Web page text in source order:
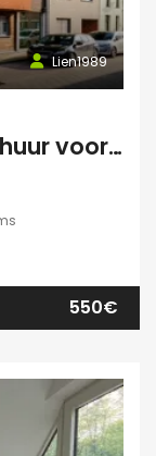
Lien1989
Appartement HEUSDEN te huur voor COHOUSING
550€